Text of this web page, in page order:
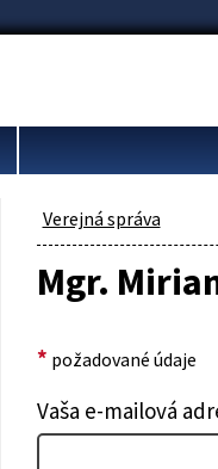
Verejná správa
Mgr.
* požadované údaje
Vaša e-mailová